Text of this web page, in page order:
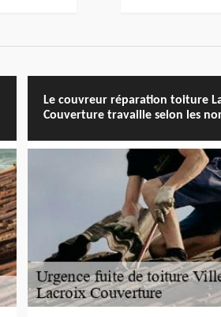
Le couvreur réparation toiture
Couverture travaille selon les